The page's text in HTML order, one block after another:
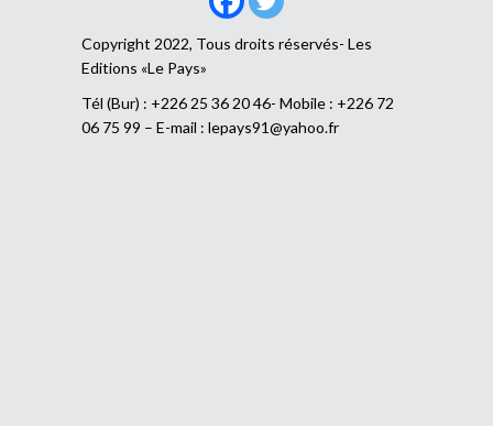
Copyright 2022, Tous droits réservés- Les
Editions «Le Pays»
Tél (Bur) : +226 25 36 20 46- Mobile : +226 72
06 75 99 – E-mail : lepays91@yahoo.fr